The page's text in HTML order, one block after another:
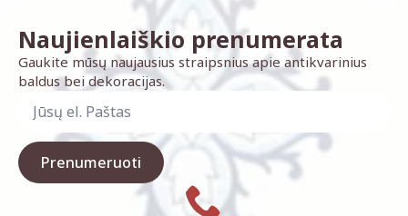
Naujienlaiškio prenumerata
Gaukite mūsų naujausius straipsnius apie antikvarinius
baldus bei dekoracijas.
Prenumeruoti